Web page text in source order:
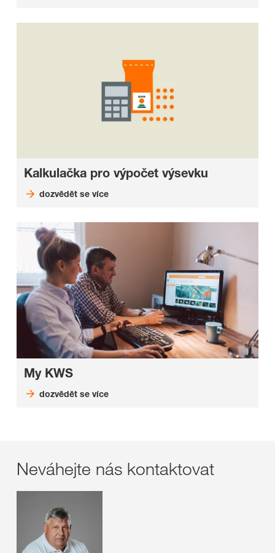
Kalkulačka pro výpočet výsevku
dozvědět se více
My KWS
dozvědět se více
Neváhejte nás kontaktovat